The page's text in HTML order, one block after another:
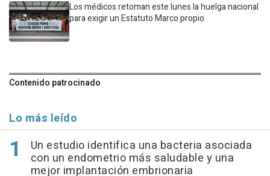
Los médicos retoman este lunes la huelga nacional
para exigir un Estatuto Marco propio
Contenido patrocinado
Lo más leído
Un estudio identifica una bacteria asociada
con un endometrio más saludable y una
mejor implantación embrionaria